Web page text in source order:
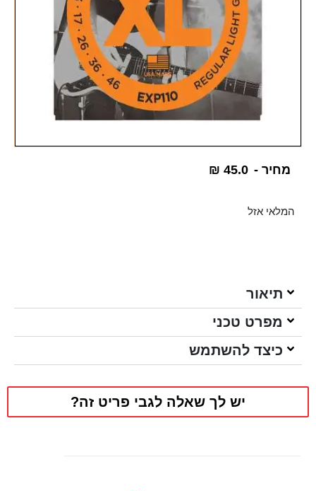
מחיר - ₪ 45.0
המלאי אזל
תיאור
מפרט טכני
כיצד להשתמש
יש לך שאלה לגבי פריט זה?